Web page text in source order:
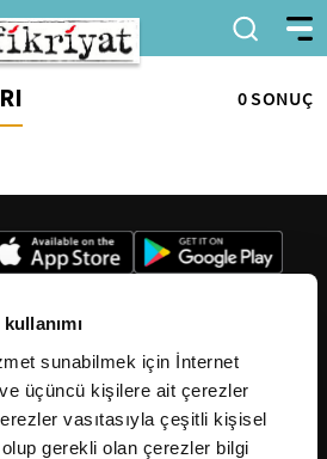
sunabilmek için İnternet
üçüncü kişilere ait çerezler
vasıtasıyla çeşitli kişisel
gerekli olan çerezler bilgi
0 SONUÇ
saklıdır.